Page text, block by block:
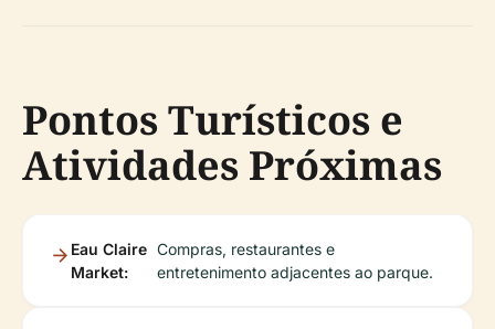
Pontos Turísticos e
Atividades Próximas
Eau Claire
Market:
Compras, restaurantes e
entretenimento adjacentes ao parque.